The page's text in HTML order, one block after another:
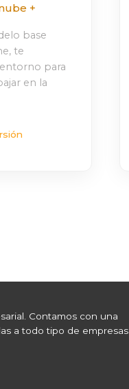
+
base
te
para
en la
Contamos con una
a todo tipo de empresas